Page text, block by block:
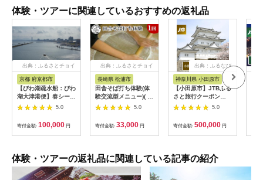
体験・ツアーに関連しているおすすめの返礼品
出典：ふるさとチョイ
京都 府京都市
【びわ湖疏水船：びわ
湖大津港便】春シーズ
ン先行予約権（２名様
分の乗船予約の権利）
5.0
寄付金額: 100,000 円
出典：ふるさとチョイ
長崎県 松浦市
田舎そば打ち体験(体
験交流型メニュー)( 体
験 田舎 自然 松浦市
そば そば打ち )【D3-
5.0
寄付金額: 33,000 円
出典：ふるなび
神奈川県 小田原市
【小田原市】JTBふる
さと旅行クーポン
（150,000円分）有効
期間3年（Eメール発
行）｜予約 宿泊 観光
体験 温泉 ホテル 旅館
チケット 子供 子連れ
ンライン ネット 電話
神奈川 神奈川
5.0
寄付金額: 500,000 円
体験・ツアーの返礼品に関連している記事の紹介